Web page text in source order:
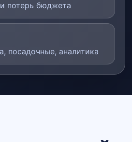
потерь бюджета
посадочные, аналитика